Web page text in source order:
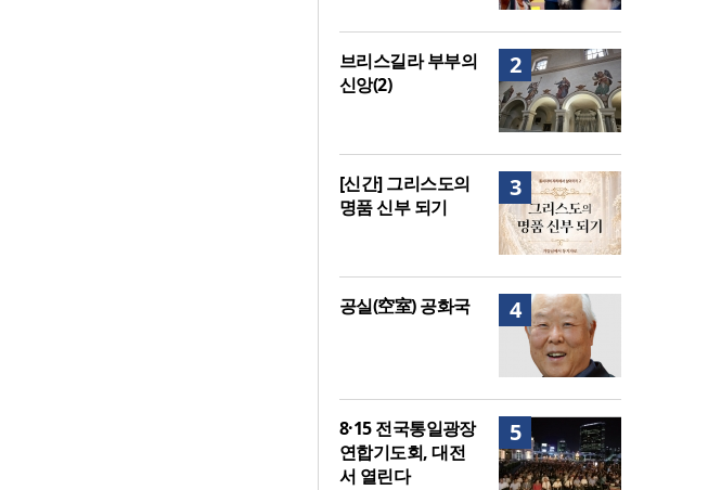
2
브리스길라 부부의
신앙(2)
3
[신간] 그리스도의
명품 신부 되기
4
공실(空室) 공화국
5
8·15 전국통일광장
연합기도회, 대전
서 열린다